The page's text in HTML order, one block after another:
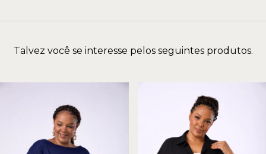
Talvez você se interesse pelos seguintes produtos.